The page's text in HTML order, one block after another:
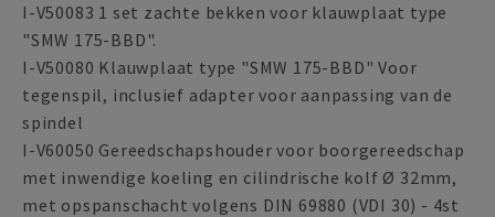
I-V50083 1 set zachte bekken voor klauwplaat type
"SMW 175-BBD".
I-V50080 Klauwplaat type "SMW 175-BBD" Voor
tegenspil, inclusief adapter voor aanpassing van de
spindel
I-V60050 Gereedschapshouder voor boorgereedschap
met inwendige koeling en cilindrische kolf Ø 32mm,
met opspanschacht volgens DIN 69880 (VDI 30) - 4st